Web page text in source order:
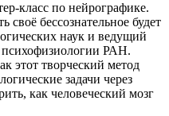
класс по нейрографике.
своё бессознательное будет
наук и ведущий
психофизиологии РАН.
этот творческий метод
задачи через
как человеческий мозг